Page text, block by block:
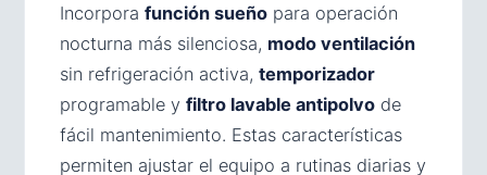
Incorpora función sueño para operación
nocturna más silenciosa, modo ventilación
sin refrigeración activa, temporizador
programable y filtro lavable antipolvo de
fácil mantenimiento. Estas características
permiten ajustar el equipo a rutinas diarias y